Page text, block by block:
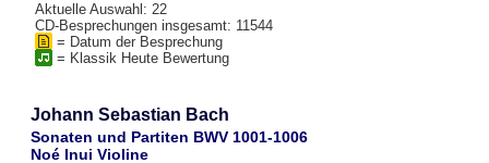
Aktuelle Auswahl: 22
CD-Besprechungen insgesamt: 11544
= Datum der Besprechung
= Klassik Heute Bewertung
Johann Sebastian Bach
Sonaten und Partiten BWV 1001-1006
Noé Inui Violine